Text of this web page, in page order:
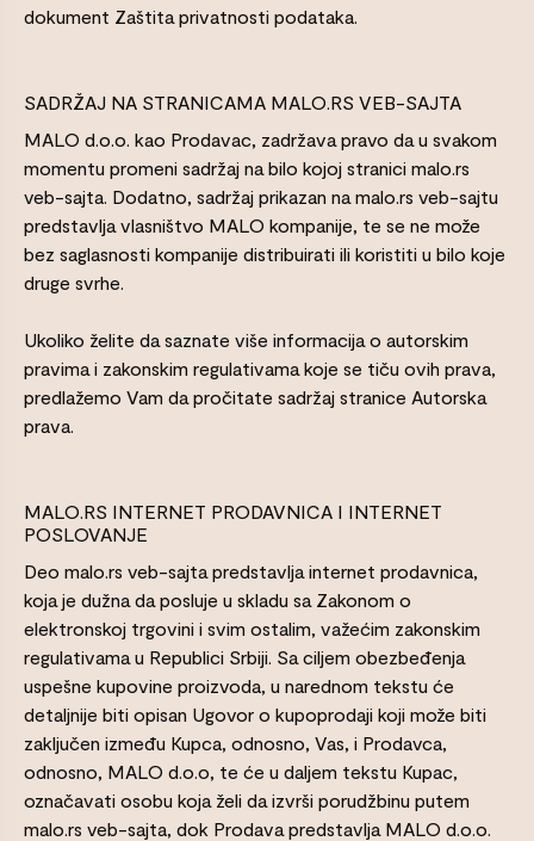
dokument Zaštita privatnosti podataka.
SADRŽAJ NA STRANICAMA MALO.RS VEB-SAJTA
MALO d.o.o. kao Prodavac, zadržava pravo da u svakom
momentu promeni sadržaj na bilo kojoj stranici malo.rs
veb-sajta. Dodatno, sadržaj prikazan na malo.rs veb-sajtu
predstavlja vlasništvo MALO kompanije, te se ne može
bez saglasnosti kompanije distribuirati ili koristiti u bilo koje
druge svrhe.
Ukoliko želite da saznate više informacija o autorskim
pravima i zakonskim regulativama koje se tiču ovih prava,
predlažemo Vam da pročitate sadržaj stranice Autorska
prava.
MALO.RS INTERNET PRODAVNICA I INTERNET
POSLOVANJE
Deo malo.rs veb-sajta predstavlja internet prodavnica,
koja je dužna da posluje u skladu sa Zakonom o
elektronskoj trgovini i svim ostalim, važećim zakonskim
regulativama u Republici Srbiji. Sa ciljem obezbeđenja
uspešne kupovine proizvoda, u narednom tekstu će
detaljnije biti opisan Ugovor o kupoprodaji koji može biti
zaključen između Kupca, odnosno, Vas, i Prodavca,
odnosno, MALO d.o.o, te će u daljem tekstu Kupac,
označavati osobu koja želi da izvrši porudžbinu putem
malo.rs veb-sajta, dok Prodava predstavlja MALO d.o.o.